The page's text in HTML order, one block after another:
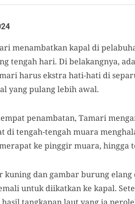
menambatkan kapal di
tengah hari. Di belakangnya,
harus ekstra hati-hati di
yang pulang lebih awal.
penambatan, Tamari
di tengah-tengah muara
ke pinggir muara, hingga
kuning dan gambar burung
untuk diikatkan ke kapal.